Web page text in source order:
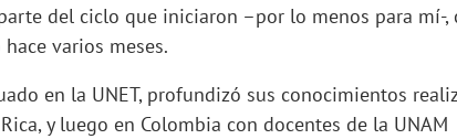
del ciclo que iniciaron –por lo menos para mí-,
varios meses.
en la UNET, profundizó sus conocimientos
y luego en Colombia con docentes de la UNAM